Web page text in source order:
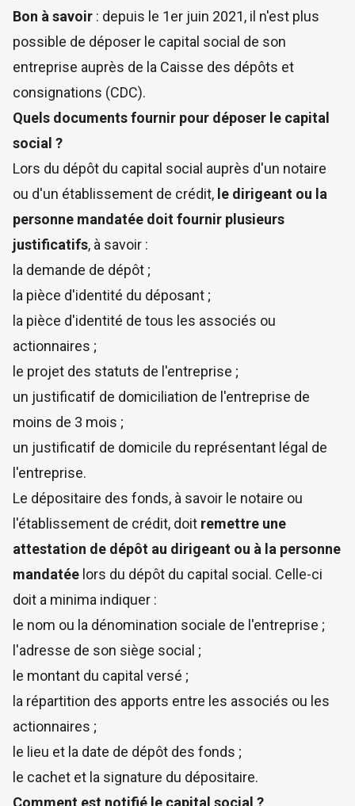
Bon à savoir : depuis le 1er juin 2021, il n'est plus
possible de déposer le capital social de son
entreprise auprès de la Caisse des dépôts et
consignations (CDC).
Quels documents fournir pour déposer le capital
social ?
Lors du dépôt du capital social auprès d'un notaire
ou d'un établissement de crédit, le dirigeant ou la
personne mandatée doit fournir plusieurs
justificatifs, à savoir :
la demande de dépôt ;
la pièce d'identité du déposant ;
la pièce d'identité de tous les associés ou
actionnaires ;
le projet des statuts de l'entreprise ;
un justificatif de domiciliation de l'entreprise de
moins de 3 mois ;
un justificatif de domicile du représentant légal de
l'entreprise.
Le dépositaire des fonds, à savoir le notaire ou
l'établissement de crédit, doit remettre une
attestation de dépôt au dirigeant ou à la personne
mandatée lors du dépôt du capital social. Celle-ci
doit a minima indiquer :
le nom ou la dénomination sociale de l'entreprise ;
l'adresse de son siège social ;
le montant du capital versé ;
la répartition des apports entre les associés ou les
actionnaires ;
le lieu et la date de dépôt des fonds ;
le cachet et la signature du dépositaire.
Comment est notifié le capital social ?